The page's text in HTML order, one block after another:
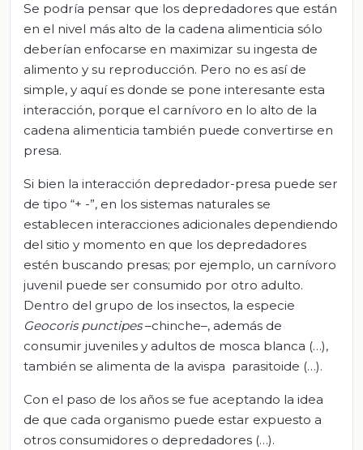
Se podría pensar que los depredadores que están
en el nivel más alto de la cadena alimenticia sólo
deberían enfocarse en maximizar su ingesta de
alimento y su reproducción. Pero no es así de
simple, y aquí es donde se pone interesante esta
interacción, porque el carnívoro en lo alto de la
cadena alimenticia también puede convertirse en
presa.
Si bien la interacción depredador-presa puede ser
de tipo “+ -”, en los sistemas naturales se
establecen interacciones adicionales dependiendo
del sitio y momento en que los depredadores
estén buscando presas; por ejemplo, un carnívoro
juvenil puede ser consumido por otro adulto.
Dentro del grupo de los insectos, la especie
Geocoris punctipes–chinche–, además de
consumir juveniles y adultos de mosca blanca (…),
también se alimenta de la avispa parasitoide (…).
Con el paso de los años se fue aceptando la idea
de que cada organismo puede estar expuesto a
otros consumidores o depredadores (…).